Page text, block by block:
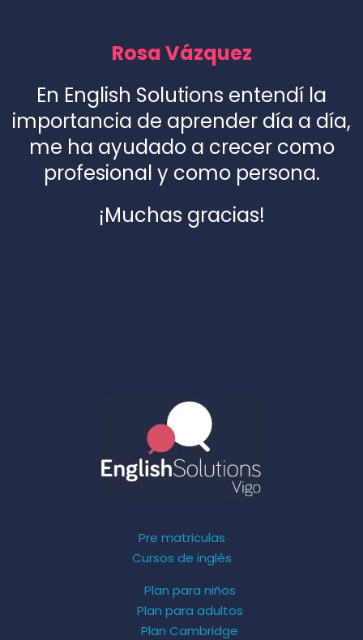
Rosa Vázquez
En English Solutions entendí la
importancia de aprender día a día,
me ha ayudado a crecer como
profesional y como persona.
¡Muchas gracias!
Pre matriculas
Cursos de inglés
Plan para niños
Plan para adultos
Plan Cambridge